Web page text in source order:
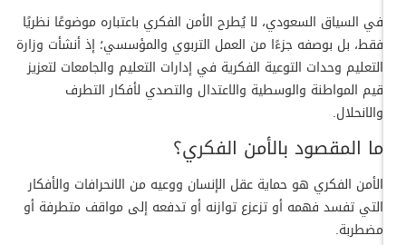
في السياق السعودي، لا يُطرح الأمن الفكري باعتباره موضوعًا نظريًا
فقط، بل بوصفه جزءًا من العمل التربوي والمؤسسي؛ إذ أنشأت وزارة
التعليم وحدات التوعية الفكرية في إدارات التعليم والجامعات لتعزيز
قيم المواطنة والوسطية والاعتدال والتصدي لأفكار التطرف
والانحلال.
ما المقصود بالأمن الفكري؟
الأمن الفكري هو حماية عقل الإنسان ووعيه من الانحرافات والأفكار
التي تفسد فهمه أو تزعزع توازنه أو تدفعه إلى مواقف متطرفة أو
مضطربة.